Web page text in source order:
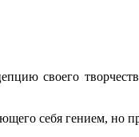
своего
себя гением, но